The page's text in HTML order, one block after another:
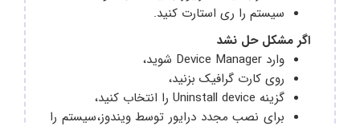
سیستم را ری استارت کنید.
اگر مشکل حل نشد
وارد Device Manager شوید،
روی کارت گرافیک بزنید،
گزینه Uninstall device را انتخاب کنید،
برای نصب مجدد درایور توسط ویندوز،‌سیستم را